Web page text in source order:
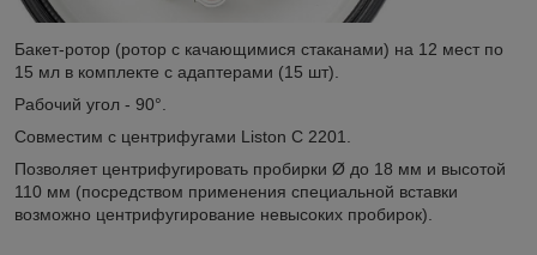
Бакет-ротор (ротор с качающимися стаканами) на 12 мест по
15 мл в комплекте с адаптерами (15 шт).
Рабочий угол - 90°.
Совместим с центрифугами Liston C 2201.
Позволяет центрифугировать пробирки Ø до 18 мм и высотой
110 мм (посредством применения специальной вставки
возможно центрифугирование невысоких пробирок).